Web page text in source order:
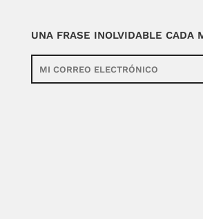
UNA FRASE INOLVIDABLE CADA